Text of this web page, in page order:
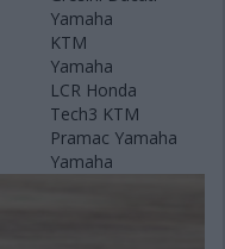
Yamaha
KTM
Yamaha
LCR Honda
Tech3 KTM
Pramac Yamaha
Yamaha